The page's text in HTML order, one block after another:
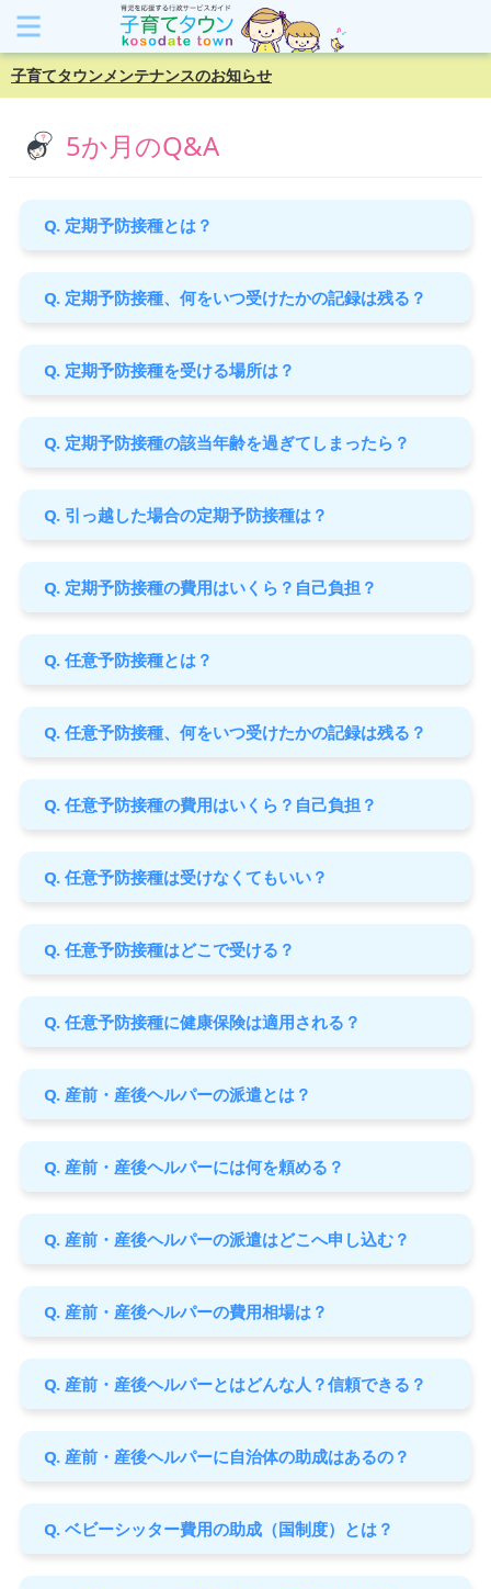
子育てタウンメンテナンスのお知らせ
5か月のQ&A
Q. 定期予防接種とは？
Q. 定期予防接種、何をいつ受けたかの記録は残る？
Q. 定期予防接種を受ける場所は？
Q. 定期予防接種の該当年齢を過ぎてしまったら？
Q. 引っ越した場合の定期予防接種は？
Q. 定期予防接種の費用はいくら？自己負担？
Q. 任意予防接種とは？
Q. 任意予防接種、何をいつ受けたかの記録は残る？
Q. 任意予防接種の費用はいくら？自己負担？
Q. 任意予防接種は受けなくてもいい？
Q. 任意予防接種はどこで受ける？
Q. 任意予防接種に健康保険は適用される？
Q. 産前・産後ヘルパーの派遣とは？
Q. 産前・産後ヘルパーには何を頼める？
Q. 産前・産後ヘルパーの派遣はどこへ申し込む？
Q. 産前・産後ヘルパーの費用相場は？
Q. 産前・産後ヘルパーとはどんな人？信頼できる？
Q. 産前・産後ヘルパーに自治体の助成はあるの？
Q. ベビーシッター費用の助成（国制度）とは？